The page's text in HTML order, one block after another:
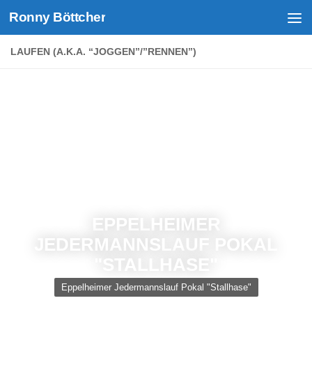
Unter dem Inhalt
Ronny Böttcher
LAUFEN (A.K.A. “JOGGEN”/”RENNEN”)
EPPELHEIMER
JEDERMANNSLAUF POKAL
"STALLHASE"
Eppelheimer Jedermannslauf Pokal "Stallhase"